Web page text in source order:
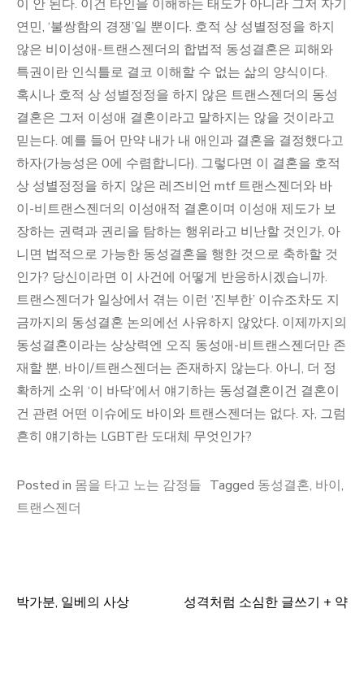
이 안 된다. 이건 타인을 이해하는 태도가 아니라 그저 자기
연민, ‘불쌍함의 경쟁’일 뿐이다. 호적 상 성별정정을 하지
않은 비이성애-트랜스젠더의 합법적 동성결혼은 피해와
특권이란 인식틀로 결코 이해할 수 없는 삶의 양식이다.
혹시나 호적 상 성별정정을 하지 않은 트랜스젠더의 동성
결혼은 그저 이성애 결혼이라고 말하지는 않을 것이라고
믿는다. 예를 들어 만약 내가 내 애인과 결혼을 결정했다고
하자(가능성은 0에 수렴합니다). 그렇다면 이 결혼을 호적
상 성별정정을 하지 않은 레즈비언 mtf 트랜스젠더와 바
이-비트랜스젠더의 이성애적 결혼이며 이성애 제도가 보
장하는 권력과 권리을 탐하는 행위라고 비난할 것인가, 아
니면 법적으로 가능한 동성결혼을 행한 것으로 축하할 것
인가? 당신이라면 이 사건에 어떻게 반응하시겠습니까.
트랜스젠더가 일상에서 겪는 이런 ‘진부한’ 이슈조차도 지
금까지의 동성결혼 논의에선 사유하지 않았다. 이제까지의
동성결혼이라는 상상력엔 오직 동성애-비트랜스젠더만 존
재할 뿐, 바이/트랜스젠더는 존재하지 않는다. 아니, 더 정
확하게 소위 ‘이 바닥’에서 얘기하는 동성결혼이건 결혼이
건 관련 어떤 이슈에도 바이와 트랜스젠더는 없다. 자, 그럼
흔히 얘기하는 LGBT란 도대체 무엇인가?
Posted in 몸을 타고 노는 감정들 Tagged 동성결혼, 바이,
트랜스젠더
글
박가분, 일베의 사상 성격처럼 소심한 글쓰기 + 약